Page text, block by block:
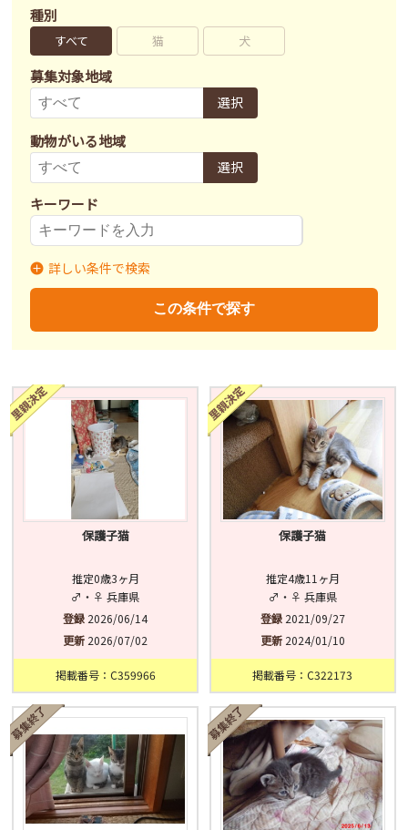
種別
すべて 猫 犬
募集対象地域
選択
動物がいる地域
選択
キーワード
募集状況
不妊去勢手術
済 未 不明
詳しい条件で検索
この条件で探す
保護子猫
推定0歳3ヶ月
♂・♀ 兵庫県
登録 2026/06/14
更新 2026/07/02
掲載番号：C359966
保護子猫
推定4歳11ヶ月
♂・♀ 兵庫県
登録2021/09/27
更新2024/01/10
掲載番号：C322173